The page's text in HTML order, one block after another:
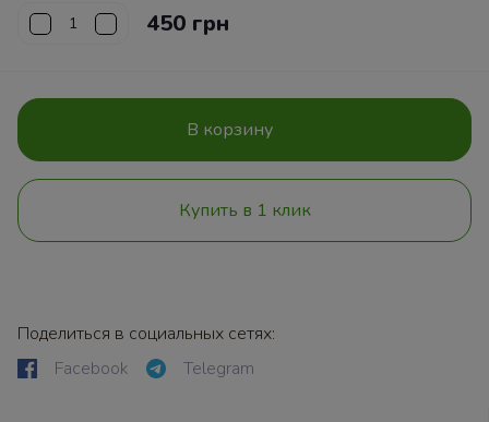
450 грн
В корзину
Купить в 1 клик
Поделиться в социальных сетях:
Facebook
Telegram